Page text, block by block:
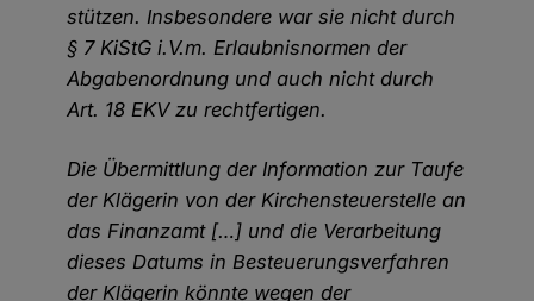
stützen. Insbesondere war sie nicht durch
§ 7 KiStG i.V.m. Erlaubnisnormen der
Abgabenordnung und auch nicht durch
Art. 18 EKV zu rechtfertigen.
Die Übermittlung der Information zur Taufe
der Klägerin von der Kirchensteuerstelle an
das Finanzamt […] und die Verarbeitung
dieses Datums in Besteuerungsverfahren
der Klägerin könnte wegen der